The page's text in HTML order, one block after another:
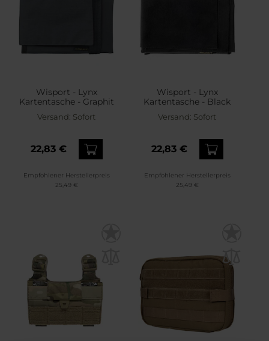
Wisport - Lynx
Kartentasche - Graphit
Versand: Sofort
22,83 €
Empfohlener Herstellerpreis
25,49 €
Wisport - Lynx
Kartentasche - Black
Versand: Sofort
22,83 €
Empfohlener Herstellerpreis
25,49 €